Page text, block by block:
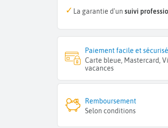
La garantie d'un suivi
Paiement facile et sécurisé
Carte bleue, Mastercard,
vacances
Remboursement
Selon conditions